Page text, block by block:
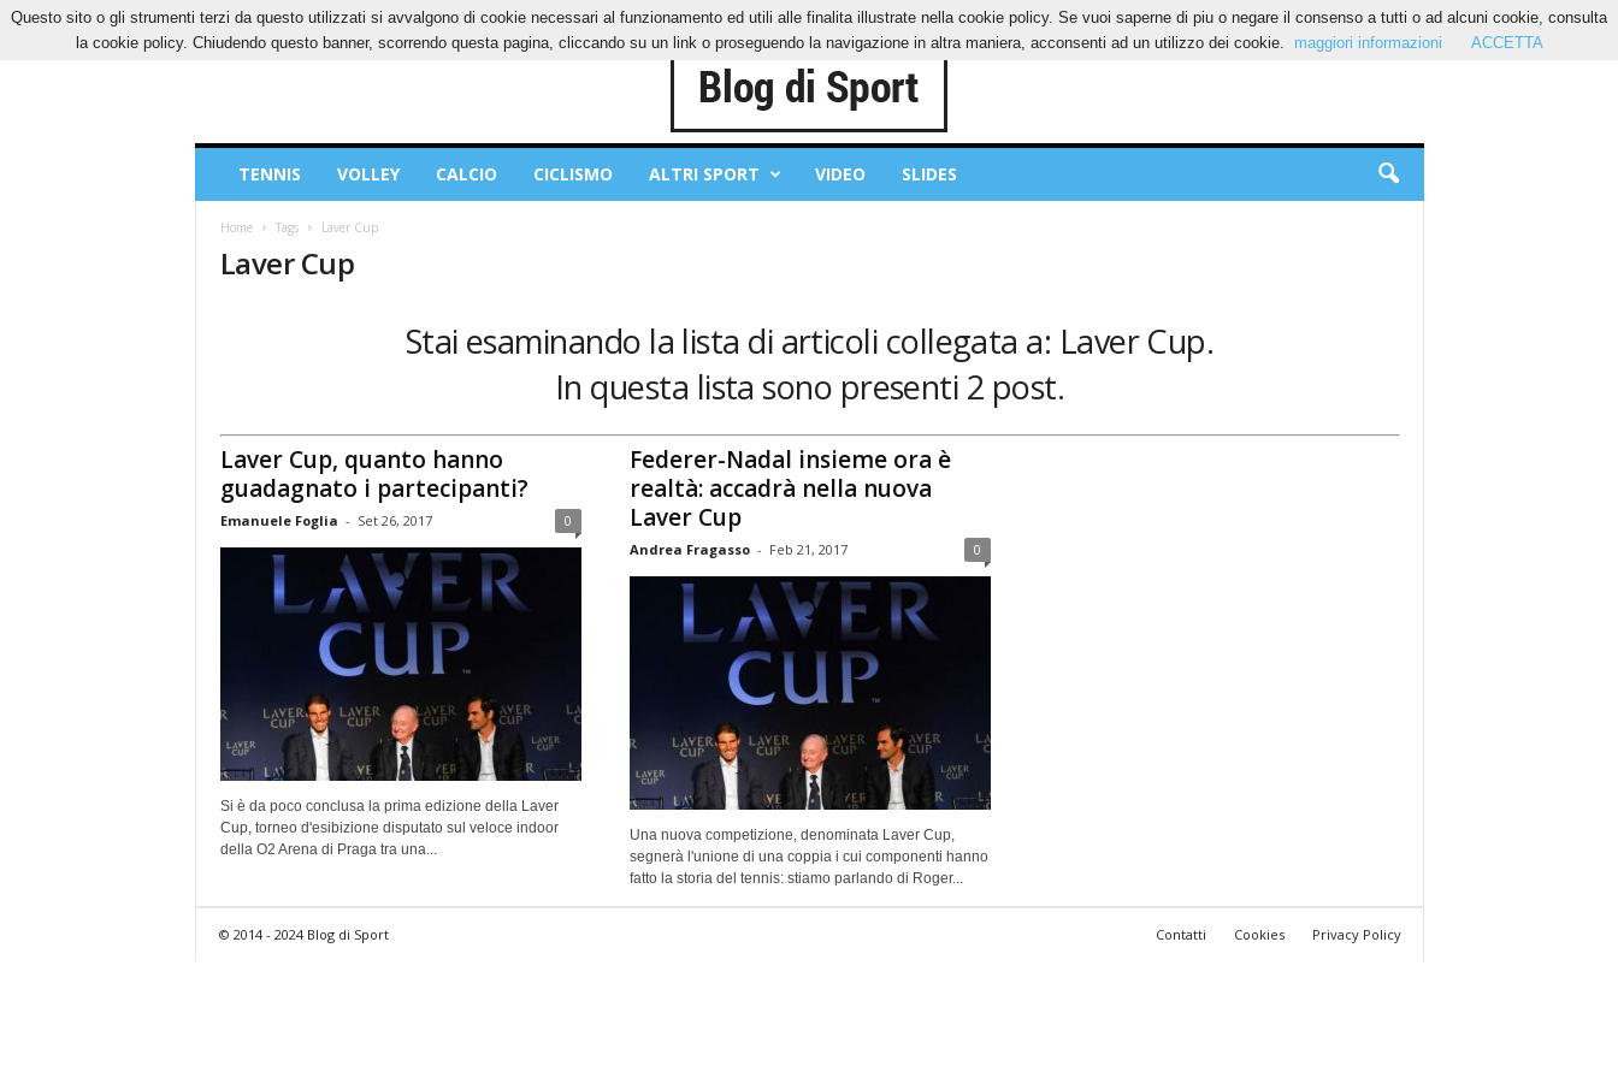
VENERDÌ, 7 AGOSTO 2026 CONTATTI COOKIES PRIVACY POLICY
Sport
TENNIS VOLLEY CALCIO CICLISMO ALTRI SPORT VIDEO SLIDES
Home Tags Laver Cup
Laver Cup
Stai esaminando la lista di articoli collegata a: Laver Cup.
In questa lista sono presenti 2 post.
Laver Cup, quanto hanno
guadagnato i partecipanti?
Emanuele Foglia - Set 26, 2017 0
Si è da poco conclusa la prima edizione della Laver
Cup, torneo d'esibizione disputato sul veloce indoor
della O2 Arena di Praga tra una...
Federer-Nadal insieme ora è
realtà: accadrà nella nuova
Laver Cup
Andrea Fragasso - Feb 21, 2017 0
Una nuova competizione, denominata Laver Cup,
segnerà l'unione di una coppia i cui componenti hanno
fatto la storia del tennis: stiamo parlando di Roger...
Contatti Cookies Privacy Policy
© 2014 - 2024 Blog di Sport
Questo sito o gli strumenti terzi da questo utilizzati si avvalgono di cookie necessari al funzionamento ed utili alle finalita illustrate nella cookie policy. Se vuoi saperne di piu o negare il consenso a tutti o ad alcuni cookie, consulta
la cookie policy. Chiudendo questo banner, scorrendo questa pagina, cliccando su un link o proseguendo la navigazione in altra maniera, acconsenti ad un utilizzo dei cookie.
maggiori informazioni ACCETTA